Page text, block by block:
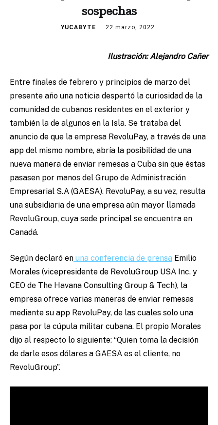
sospechas
YUCABYTE 22 marzo, 2022
Ilustración: Alejandro Cañer
Entre finales de febrero y principios de marzo del
presente año una noticia despertó la curiosidad de la
comunidad de cubanos residentes en el exterior y
también la de algunos en la Isla. Se trataba del
anuncio de que la empresa RevoluPay, a través de una
app del mismo nombre, abría la posibilidad de una
nueva manera de enviar remesas a Cuba sin que éstas
pasasen por manos del Grupo de Administración
Empresarial S.A (GAESA). RevoluPay, a su vez, resulta
una subsidiaria de una empresa aún mayor llamada
RevoluGroup, cuya sede principal se encuentra en
Canadá.
Según declaró en una conferencia de prensa Emilio
Morales (vicepresidente de RevoluGroup USA Inc. y
CEO de The Havana Consulting Group & Tech), la
empresa ofrece varias maneras de enviar remesas
mediante su app RevoluPay, de las cuales solo una
pasa por la cúpula militar cubana. El propio Morales
dijo al respecto lo siguiente: “Quien toma la decisión
de darle esos dólares a GAESA es el cliente, no
RevoluGroup”.